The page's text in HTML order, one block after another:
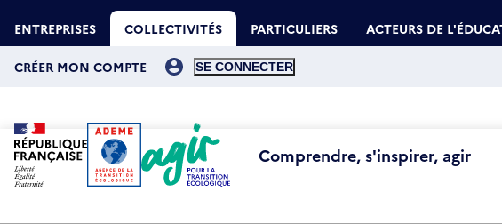
au
contenu
principal
ENTREPRISES COLLECTIVITÉS PARTICULIERS ACTEURS DE
compte
CRÉER MON COMPTE
Comprendre, s'inspirer, agir